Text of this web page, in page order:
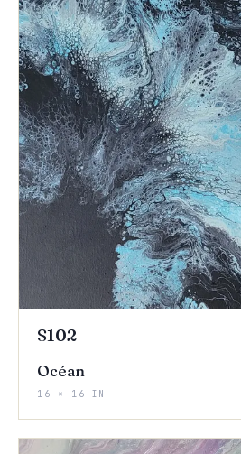
$102
Océan
16 × 16 IN